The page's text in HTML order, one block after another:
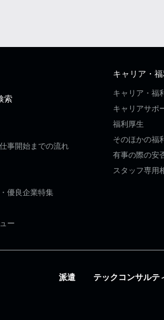
索
事開始までの流れ
優良企業特集
ー
キャリア・
キャリア・福
キャリアサポ
福利厚生
そのほかの福
有事の際の安
スタッフ専用
派遣 テックコンサルテ